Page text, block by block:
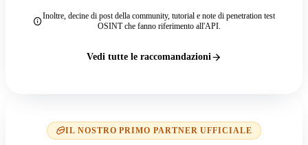
Inoltre, decine di post della community, tutorial e note di penetration test
OSINT che fanno riferimento all'API.
Vedi tutte le raccomandazioni
IL NOSTRO PRIMO PARTNER UFFICIALE